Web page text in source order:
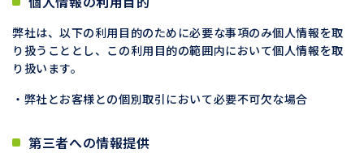
弊社は、以下の利用目的のために必要な事項のみ個人情報を取
り扱うこととし、この利用目的の範囲内において個人情報を取
り扱います。
弊社とお客様との個別取引において必要不可欠な場合
第三者への情報提供